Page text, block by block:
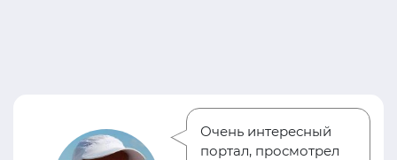
Очень интересный
портал, просмотрел